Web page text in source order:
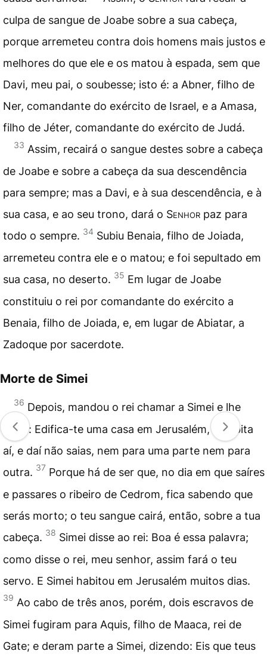
culpa de sangue de Joabe sobre a sua cabeça,
porque arremeteu contra dois homens mais justos e
melhores do que ele e os matou à espada, sem que
Davi, meu pai, o soubesse; isto é: a Abner, filho de
Ner, comandante do exército de Israel, e a Amasa,
filho de Jéter, comandante do exército de Judá.
33 Assim, recairá o sangue destes sobre a cabeça
de Joabe e sobre a cabeça da sua descendência
para sempre; mas a Davi, e à sua descendência, e à
sua casa, e ao seu trono, dará o Senhor paz para
todo o sempre. 34 Subiu Benaia, filho de Joiada,
arremeteu contra ele e o matou; e foi sepultado em
sua casa, no deserto. 35 Em lugar de Joabe
constituiu o rei por comandante do exército a
Benaia, filho de Joiada, e, em lugar de Abiatar, a
Zadoque por sacerdote.
Morte de Simei
36 Depois, mandou o rei chamar a Simei e lhe
disse: Edifica-te uma casa em Jerusalém, e habita
aí, e daí não saias, nem para uma parte nem para
outra. 37 Porque há de ser que, no dia em que saíres
e passares o ribeiro de Cedrom, fica sabendo que
serás morto; o teu sangue cairá, então, sobre a tua
cabeça. 38 Simei disse ao rei: Boa é essa palavra;
como disse o rei, meu senhor, assim fará o teu
servo. E Simei habitou em Jerusalém muitos dias.
39 Ao cabo de três anos, porém, dois escravos de
Simei fugiram para Aquis, filho de Maaca, rei de
Gate; e deram parte a Simei, dizendo: Eis que teus